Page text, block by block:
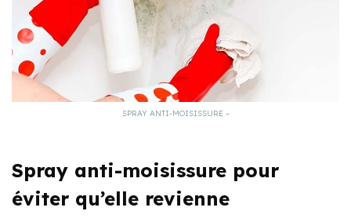
SPRAY ANTI-MOISISSURE –
Spray anti-moisissure pour
éviter qu’elle revienne